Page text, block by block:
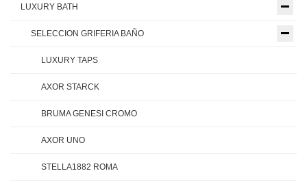
LUXURY BATH
SELECCION GRIFERIA BAÑO
LUXURY TAPS
AXOR STARCK
BRUMA GENESI CROMO
AXOR UNO
STELLA1882 ROMA